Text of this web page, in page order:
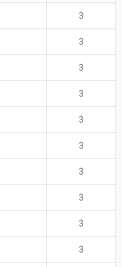
3
3
3
3
3
3
3
3
3
3